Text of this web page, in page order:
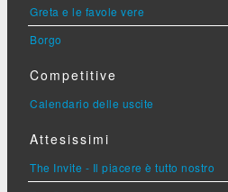
Greta e le favole vere
Borgo
Competitive
Calendario delle uscite
Attesissimi
The Invite - Il piacere è tutto nostro